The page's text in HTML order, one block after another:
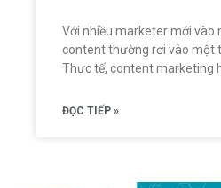
Với nhiều marketer mới vào
content thường rơi vào một
Thực tế, content marketing
ĐỌC TIẾP »